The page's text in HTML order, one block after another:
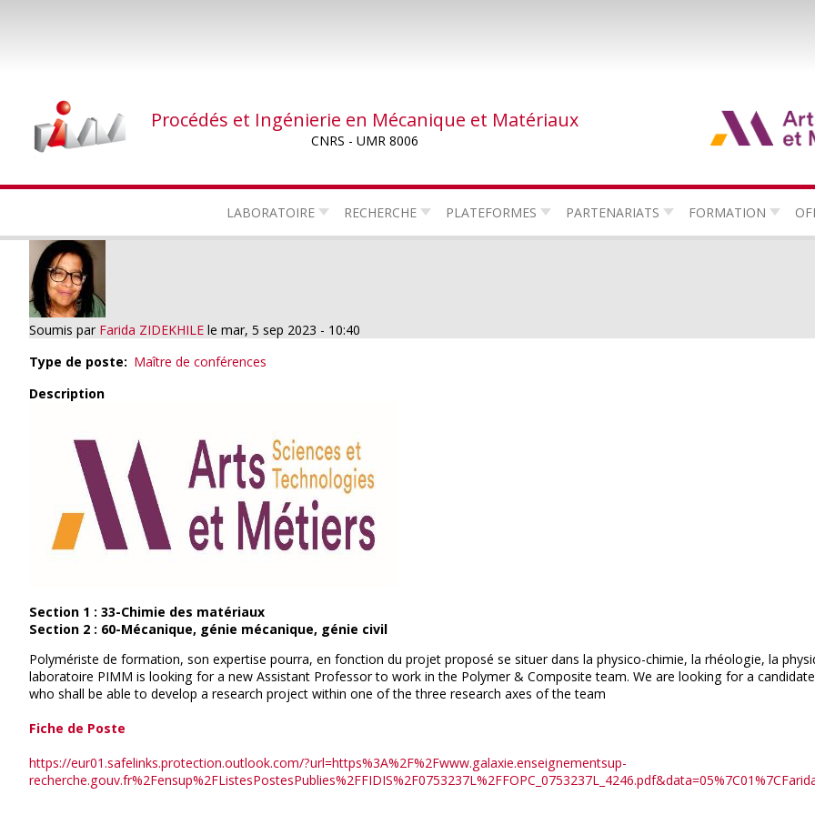
Procédés et Ingénierie en Mécanique et Matériaux
CNRS - UMR 8006
LABORATOIRE RECHERCHE PLATEFORMES PARTENARIATS FORMATION
Soumis par Farida ZIDEKHILE le mar, 5 sep 2023 - 10:40
Type de poste
Maître de conférences
Description
Section 1 : 33-Chimie des matériaux
Section 2 : 60-Mécanique, génie mécanique, génie civil
Polymériste de formation, son expertise pourra, en fonction du projet proposé se situer dans la physico-chimie, la rhéologie, la
laboratoire PIMM is looking for a new Assistant Professor to work in the Polymer & Composite team. We are looking for a
who shall be able to develop a research project within one of the three research axes of the team
Fiche de Poste
https://eur01.safelinks.protection.outlook.com/?url=https%3A%2F%2Fwww.galaxie.enseignementsup-